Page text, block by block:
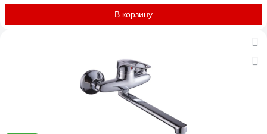
В корзину